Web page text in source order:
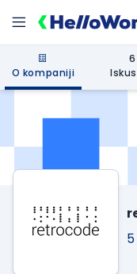
O kompaniji
6
5